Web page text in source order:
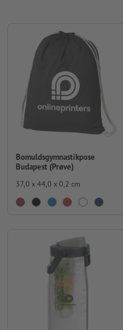
Bomuldsgymnastikpose
Budapest (Prøve)
37,0 x 44,0 x 0,2 cm